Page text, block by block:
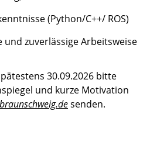
(Python/C++/ ROS)
und zuverlässige Arbeitsweise
30.09.2026 bitte
und kurze Motivation
senden.